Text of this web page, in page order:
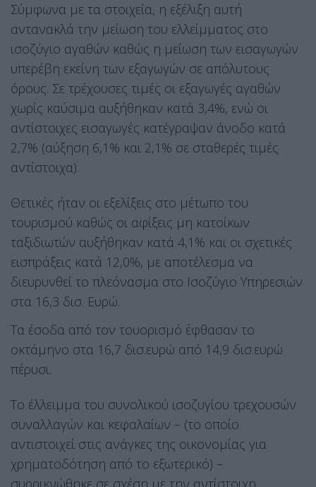
Σύμφωνα με τα στοιχεία, η εξέλιξη αυτή
αντανακλά την μείωση του ελλείμματος στο
ισοζύγιο αγαθών καθώς η μείωση των εισαγωγών
υπερέβη εκείνη των εξαγωγών σε απόλυτους
όρους. Σε τρέχουσες τιμές οι εξαγωγές αγαθών
χωρίς καύσιμα αυξήθηκαν κατά 3,4%, ενώ οι
αντίστοιχες εισαγωγές κατέγραψαν άνοδο κατά
2,7% (αύξηση 6,1% και 2,1% σε σταθερές τιμές
αντίστοιχα).
Θετικές ήταν οι εξελίξεις στο μέτωπο του
τουρισμού καθώς οι αφίξεις μη κατοίκων
ταξιδιωτών αυξήθηκαν κατά 4,1% και οι σχετικές
εισπράξεις κατά 12,0%, με αποτέλεσμα να
διευρυνθεί το πλεόνασμα στο Ισοζύγιο Υπηρεσιών
στα 16,3 δισ. Ευρώ.
Τα έσοδα από τον τουορισμό έφθασαν το
οκτάμηνο στα 16,7 δισ.ευρώ από 14,9 δισ.ευρώ
πέρυσι.
Το έλλειμμα του συνολικού ισοζυγίου τρεχουσών
συναλλαγών και κεφαλαίων – (το οποίο
αντιστοιχεί στις ανάγκες της οικονομίας για
χρηματοδότηση από το εξωτερικό) –